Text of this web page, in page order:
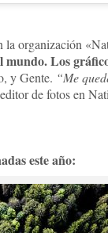
la organización
mundo. Los
y Gente. “Me
de fotos en
este año: